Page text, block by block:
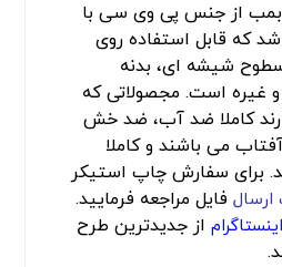
بمب از جنس پی وی سی با
که قابل استفاده روی
شیشه ای، بدنه
غیره است. مجصولاتی که
کاملا ضد آب، ضد خش
آفتاب می باشند و کاملا
برای سفارش چاپ استیکر
فایل مراجعه فرمایید.
اینستاگرام از جدیدترین طرح